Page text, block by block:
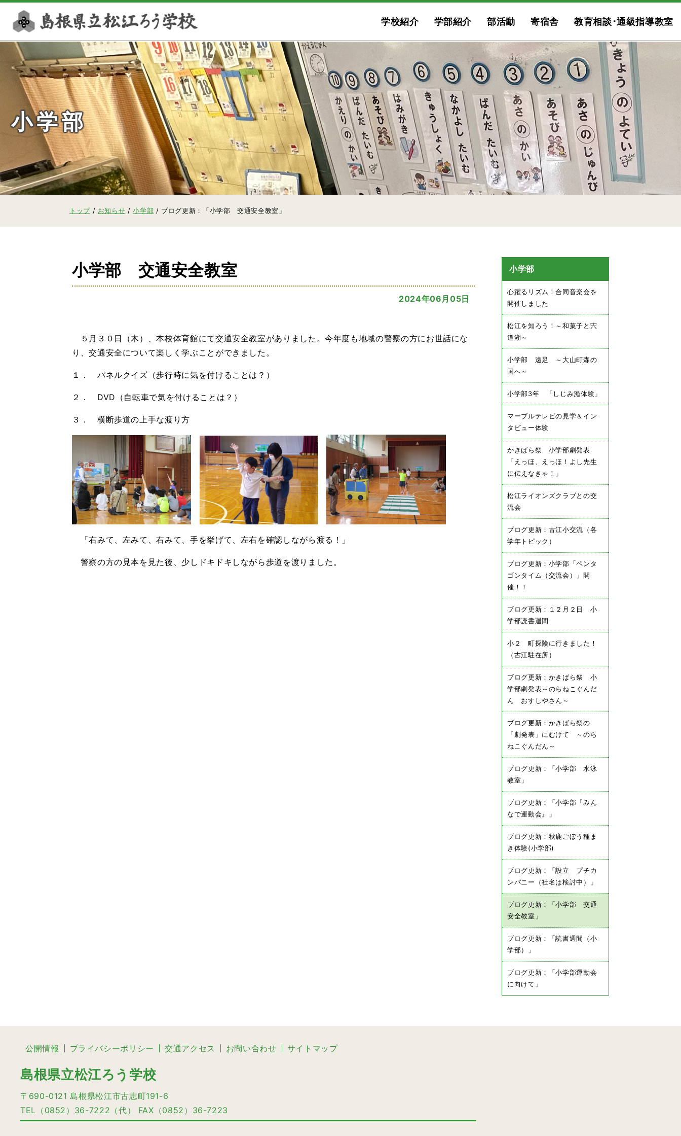
学校紹介 学部紹介 部活動 寄宿舎 教育相談･通級指導教室
小学部
現
トップ/ お知らせ /小学部 / ブログ更新：「小学部 交通安全教室」
小学部 交通安全教室
2024年06月05日
５月３０日（木）、本校体育館にて交通安全教室がありました。今年度も地域の警察の方にお世話にな
り、交通安全について楽しく学ぶことができました。
１． パネルクイズ（歩行時に気を付けることは？）
２． DVD（自転車で気を付けることは？）
３． 横断歩道の上手な渡り方
「右みて、左みて、右みて、手を挙げて、左右を確認しながら渡る！」
警察の方の見本を見た後、少しドキドキしながら歩道を渡りました。
小学部
心躍るリズム！合同音楽会を
開催しました
松江を知ろう！～和菓子と宍
道湖～
小学部 遠足 ～大山町森の
国へ～
小学部3年 「しじみ漁体験」
マーブルテレビの見学＆イン
タビュー体験
かきばら祭 小学部劇発表
「えっほ、えっほ！よし先生
に伝えなきゃ！」
松江ライオンズクラブとの交
流会
ブログ更新：古江小交流（各
学年トピック）
ブログ更新：小学部「ペンタ
ゴンタイム（交流会）」開
催！！
ブログ更新：１２月２日 小
学部読書週間
小２ 町探険に行きました！
（古江駐在所）
ブログ更新：かきばら祭 小
学部劇発表～のらねこぐんだ
ん おすしやさん～
ブログ更新：かきばら祭の
「劇発表」にむけて ～のら
ねこぐんだん～
ブログ更新：「小学部 水泳
教室」
ブログ更新：「小学部『みん
なで運動会』」
ブログ更新：秋鹿ごぼう種ま
き体験(小学部)
ブログ更新：「設立 プチカ
ンパニー（社名は検討中）」
ブログ更新：「小学部 交通
安全教室」
ブログ更新：「読書週間（小
学部）」
ブログ更新：「小学部運動会
に向けて」
公開情報 プライバシーポリシー 交通アクセス お問い合わせ サイトマップ
島根県立松江ろう学校
〒690-0121 島根県松江市古志町191-6
TEL（0852）36-7222（代） FAX（0852）36-7223